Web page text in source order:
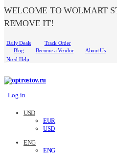
WELCOME TO WOLMART
REMOVE IT!
Daily Deals
Track Order
Blog
Become a Vendor
About Us
Need Help
Log in
USD
EUR
USD
ENG
ENG